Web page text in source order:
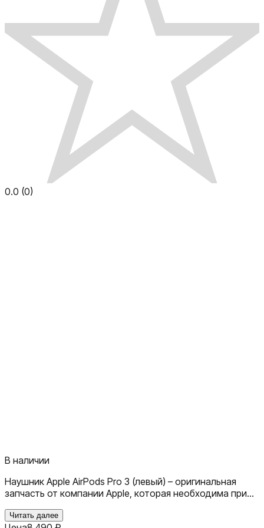
0.0 (0)
В наличии
Наушник Apple AirPods Pro 3 (левый) – оригинальная
запчасть от компании Apple, которая необходима при
потере одного из наушников, вам не нужно снова
Читать далее